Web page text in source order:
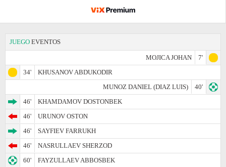
JUEGO EVENTOS
MOJICA JOHAN
7'
34'
KHUSANOV ABDUKODIR
MUNOZ DANIEL (DIAZ LUIS)
40'
46'
KHAMDAMOV DOSTONBEK
46'
URUNOV OSTON
46'
SAYFIEV FARRUKH
46'
NASRULLAEV SHERZOD
60'
FAYZULLAEV ABBOSBEK